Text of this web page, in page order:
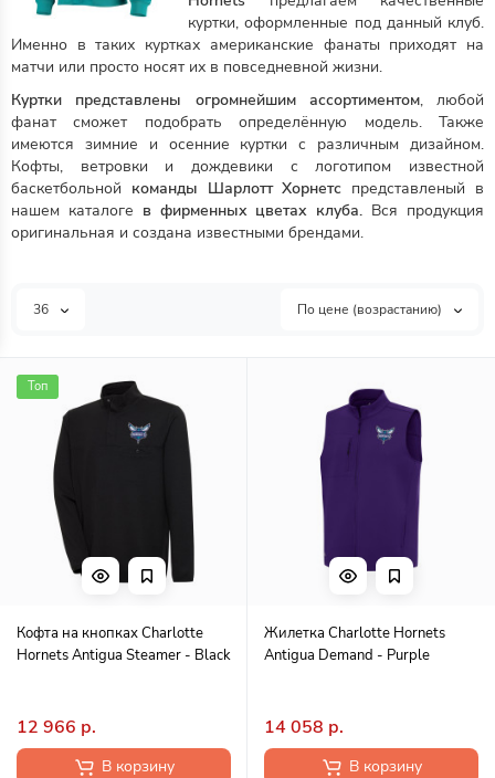
куртки, оформленные под данный клуб.
Именно в таких куртках американские фанаты приходят на
матчи или просто носят их в повседневной жизни.
Куртки представлены огромнейшим ассортиментом, любой
фанат сможет подобрать определённую модель. Также
имеются зимние и осенние куртки с различным дизайном.
Кофты, ветровки и дождевики с логотипом известной
баскетбольной команды Шарлотт Хорнетс представленый в
нашем каталоге в фирменных цветах клуба. Вся продукция
оригинальная и создана известными брендами.
36 По цене (возрастанию)
Топ
Кофта на кнопках Charlotte
Hornets Antigua Steamer - Black
12 966 р.
В корзину
Жилетка Charlotte Hornets
Antigua Demand - Purple
14 058 р.
В корзину